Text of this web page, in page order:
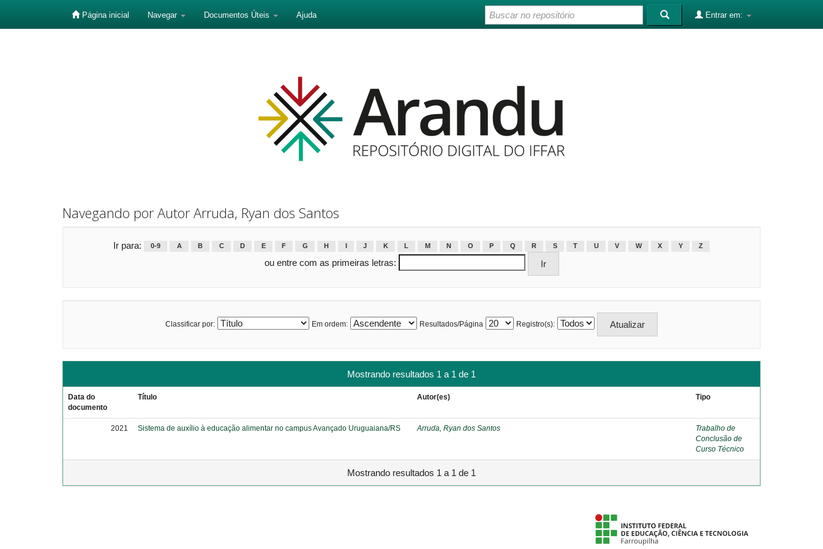
Página inicial Navegar Documentos Úteis Ajuda Entrar em:
Navegando por Autor Arruda, Ryan dos Santos
Ir para: 0-9 A B C D E F G H J K L M N O P Q R S T U V W X Y Z
ou entre com as primeiras letras:
Classificar por: Em ordem: Resultados/Página Registro(s):
Mostrando resultados 1 a 1 de 1
Data do
documento
Título Autor(es) Tipo
2021 Sistema de auxílio à educação alimentar no campus Avançado Uruguaiana/RS Arruda, Ryan dos Santos
Trabalho de
Conclusão de
Curso Técnico
Mostrando resultados 1 a 1 de 1